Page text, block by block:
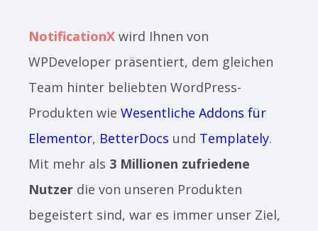
NotificationX wird Ihnen von
WPDeveloper präsentiert, dem gleichen
Team hinter beliebten WordPress-
Produkten wie Wesentliche Addons für
Elementor, BetterDocs und Templately.
Mit mehr als 3 Millionen zufriedene
Nutzer die von unseren Produkten
begeistert sind, war es immer unser Ziel,